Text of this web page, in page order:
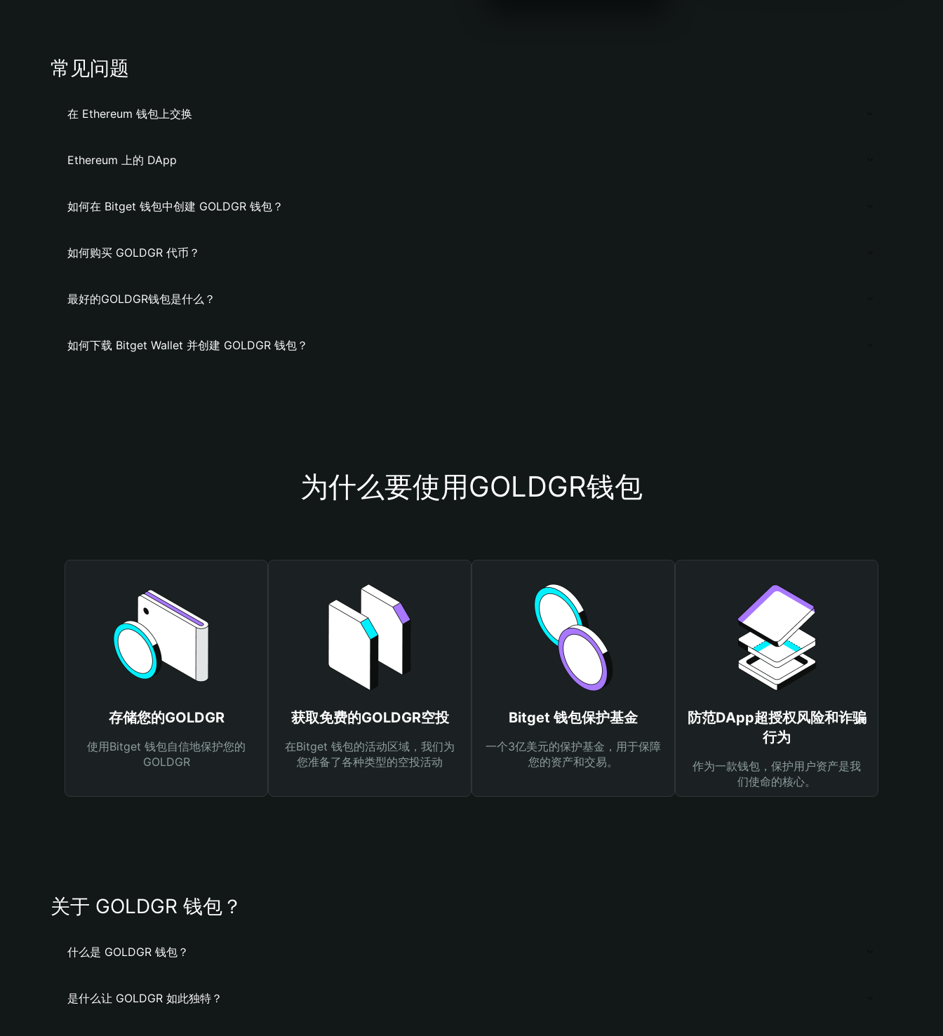
常见问题
在 Ethereum 钱包上交换
Ethereum 上的 DApp
如何在 Bitget 钱包中创建 GOLDGR 钱包？
如何购买 GOLDGR 代币？
最好的GOLDGR钱包是什么？
如何下载 Bitget Wallet 并创建 GOLDGR 钱包？
为什么要使用GOLDGR钱包
存储您的GOLDGR
使用Bitget 钱包自信地保护您的
GOLDGR
获取免费的GOLDGR空投
在Bitget 钱包的活动区域，我们为
您准备了各种类型的空投活动
Bitget 钱包保护基金
一个3亿美元的保护基金，用于保障
您的资产和交易。
防范DApp超授权风险和诈骗
行为
作为一款钱包，保护用户资产是我
们使命的核心。
关于 GOLDGR 钱包？
什么是 GOLDGR 钱包？
是什么让 GOLDGR 如此独特？